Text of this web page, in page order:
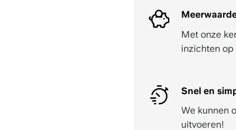
Met onze
inzichten op
Snel en
We kunnen
uitvoeren!